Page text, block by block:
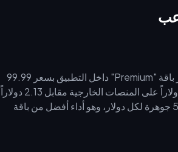
توفر المنصات الخارجية نسباً أفضل. توفر باقة 100 دولار 55,800 جوهرة، بينما توفر باقة "Premium" داخل التطبيق بسعر 99.99
دولاراً 53,700 جوهرة فقط. بالنسبة للمشتريات الصغيرة، تكلف 830 جوهرة 1.87 دولاراً على المنصات الخارجية مقابل 2.13 دولاراً
في المتجر الرسمي. علاوة على ذلك، فإن عمليتي شراء بقيمة 300 دولار توفران 563 جوهرة لكل دولار، وهو أداء أفضل من باقة